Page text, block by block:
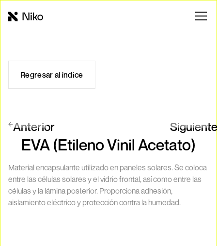
Regresar al índice
Anterior Siguiente
EVA (Etileno Vinil Acetato)
Material encapsulante utilizado en paneles solares. Se coloca
entre las células solares y el vidrio frontal, así como entre las
células y la lámina posterior. Proporciona adhesión,
aislamiento eléctrico y protección contra la humedad.